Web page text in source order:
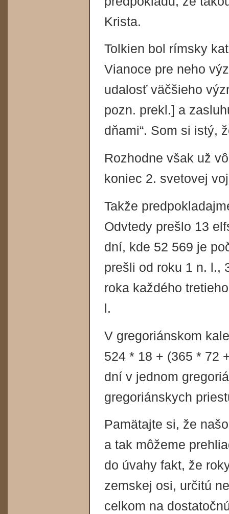
Krista.
Tolkien bol rímsky
Vianoce pre neho
udalosť väčšieho
pozn. prekl.] a
dňami“. Som si istý,
Rozhodne však už
koniec 2. svetovej
Takže
Odvtedy prešlo 13
dní, kde 52 569 je
prešli od roku 1 n. l.,
roka každého
l.
V gregoriánskom
524 * 18 + (365 * 72
dní v jednom
gregoriánskych
Pamätajte si, že
a tak môžeme
do úvahy fakt, že
zemskej osi, určitú
celkom na